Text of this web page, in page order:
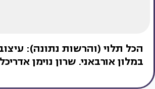
הכל תלוי (והרשות נתונה):
במלון אורבאני. שרון נוימן